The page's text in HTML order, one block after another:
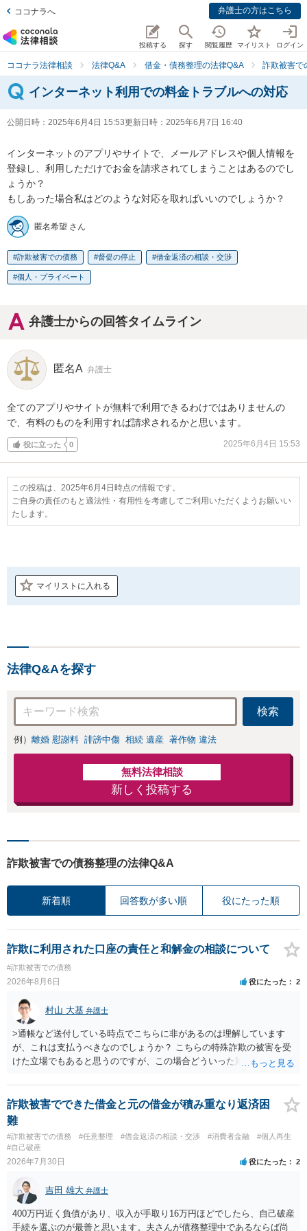
ココナラへ 弁護士の方はこちら
投稿する 探す 閲覧履歴 マイリスト ログイン
ココナラ法律相談 法律Q&A 借金・債務整理の法律Q&A 詐欺被害で
インターネット利用での料金トラブルへの対応
公開日時： 2025年6月4日 15:53更新日時： 2025年6月7日 16:40
インターネットのアプリやサイトで、メールアドレスや個人情報を
登録し、利用しただけでお金を請求されてしまうことはあるのでし
ょうか？
もしあった場合私はどのような対応を取ればいいのでしょうか？
匿名希望 さん
詐欺被害での債務 督促の停止 借金返済の相談・交渉
個人・プライベート
弁護士からの回答タイムライン
匿名A 弁護士
全てのアプリやサイトが無料で利用できるわけではありませんの
で、有料のものを利用すれば請求されるかと思います。
役に立った 0 2025年6月4日 15:53
この投稿は、2025年6月4日時点の情報です。
ご自身の責任のもと適法性・有用性を考慮してご利用いただくようお願いい
たします。
マイリストに入れる
法律Q&Aを探す
検索
例） 離婚 慰謝料 誹謗中傷 相続 遺産 著作物 違法
無料法律相談
新しく投稿する
詐欺被害での債務整理の法律Q&A
新着順 回答数が多い順 役にたった順
詐欺に利用された口座の責任と和解金の相談について
#詐欺被害での債務
2026年8月6日 役にたった 2
村山 大基 弁護士
>通帳など送付している時点でこちらに非があるのは理解しています
が、これは支払うべきなのでしょうか？ こちらの特殊詐欺の被害を受
けた立場でもあると思うのですが、この場合どういった対処が必要で
がいいとは思います。 そもそも、特殊詐欺関係なく旦那さんの行為
は法に触れる可能性もあります。 ＞100万を支払わず穏便に和解する
ことは可能でしょうか？ →一般的には難しいです。相談者さんも１０
０万円の被害を受けたとして、１円も払わないで和解したいと言われ
たら、 できるだけ重い刑罰を与えて欲しい、と思われるのではない
でしょうか。 ＞弁護士さんに入ってもらうことで支払額が下がること
分賠償に回すことも考えられるので、 兼ね合いは考えてみましょう。
詐欺被害でできた借金と元の借金が積み重なり返済困
難
#詐欺被害での債務 #任意整理 #借金返済の相談・交渉 #消費者金融
#個人再生
#自己破産
2026年7月30日 役にたった 2
吉田 雄大 弁護士
400万円近く負債があり、収入が手取り16万円ほどでしたら、自己破産
手続を選ぶのが最善と思います。夫さんが債務整理中であるならば尚